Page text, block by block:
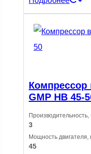
Компрессор
GMP HB 45-
Производительность,
3
Мощность двигателя,
45